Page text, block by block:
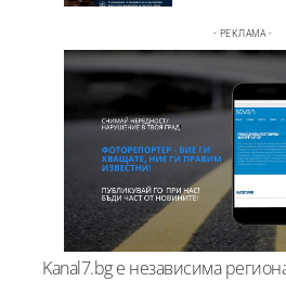
- РЕКЛАМА -
Kanal7.bg е независима